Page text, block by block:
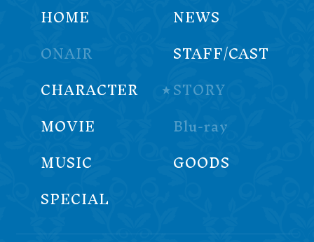
HOME
NEWS
ONAIR
STAFF/CAST
CHARACTER
STORY
MOVIE
Blu-ray
MUSIC
GOODS
SPECIAL